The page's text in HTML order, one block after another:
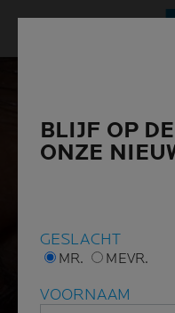
BLIJF OP
ONZE
GESLACHT
MR. MEVR.
VOORNAAM
BLIJF OP
ONZE
GESLACHT
MR. MEVR.
VOORNAAM